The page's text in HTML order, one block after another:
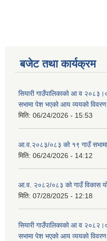
बजेट तथा कार्यक्रम
सियारी गाउँपालिकाको आ व
सभामा पेश भएको आय व्ययको विवरण
मिति: 06/24/2026 - 15:53
आ.व.२०८३/०८३ को १९ गाउँ सभामा
मिति: 06/24/2026 - 14:12
आ.व. २०८२/०८३ को गाउँ विकास
मिति: 07/28/2025 - 12:18
सियारी गाउँपालिकाको आ व
सभामा पेश भएको आय व्ययको विवरण